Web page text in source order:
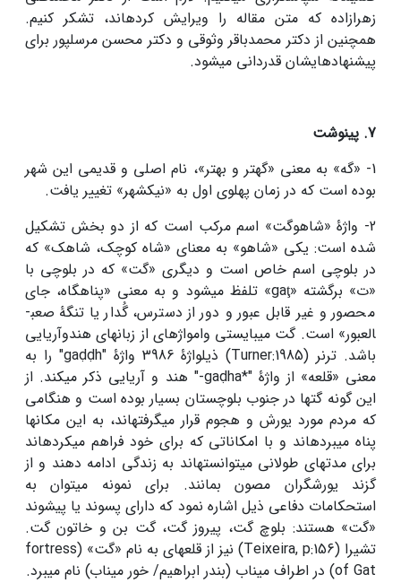
زهرازاده که متن مقاله را ویرایش کرده­اند، تشکر کنیم.
همچنین از دکتر محمدباقر وثوقی و دکتر محسن مرسل­پور برای
پیشنهادهایشان قدردانی می­شود.
7. پی­نوشت
1- «گه» به معنی «گهتر و بهتر»، نام اصلی و قدیمی این شهر
بوده است که در زمان پهلوی اول به «نیکشهر» تغییر یافت.
2- واژۀ «شاهوگت» اسم مرکب است که از دو بخش تشکیل
شده است: یکی «شاهو» به معنای «شاه کوچک، شاهک» که
در بلوچی اسم خاص است و دیگری «گت» که در بلوچی با
«ت» برگشته «gaţ» تلفظ می­شود و به معنی «پناهگاه، جای
محصور و غیر قابل عبور و دور از دسترس، گُدار یا تنگۀ صعب­
العبور» است. گت می­بایستی وام­واژه­ای از زبان­های هند­و­آریایی
باشد. ترنر (Turner:1985) ذیل­واژۀ 3986 واژۀ "gaḍḍh" را به
معنی «قلعه» از واژۀ "*gaḍha-" هند و آریایی ذکر می­کند. از
این گونه گت­ها در جنوب بلوچستان بسیار بوده است و هنگامی
که مردم مورد یورش و هجوم قرار می­گرفته­اند، به این مکان­ها
پناه می­برده­اند و با امکاناتی که برای خود فراهم می­کرده­اند
برای مدت­های طولانی می­توانسته­اند به زندگی ادامه دهند و از
گزند یورش­گران مصون بمانند. برای نمونه می­توان به
استحکامات دفاعی ذیل اشاره نمود که دارای پسوند یا پیشوند
«گت» هستند: بلوچ گت، پیروز گت، گت بن و خاتون گت.
تشیرا (Teixeira, p:­156) نیز از قلعه­ای به نام «گت» (fortress
of Gat) در اطراف میناب (بندر ابراهیم/ خور میناب) نام می­برد.